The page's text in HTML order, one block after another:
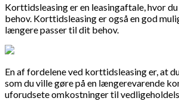
Korttidsleasing er en leasingaftale, hvor
behov. Korttidsleasing er også en god
længere passer til dit behov.
En af fordelene ved korttidsleasing er, at
som du ville gøre på en længerevarende
uforudsete omkostninger til